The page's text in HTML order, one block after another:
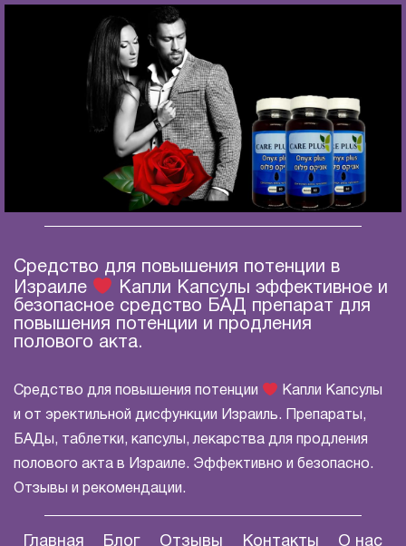
Средство для повышения потенции в
Израиле
Капли Капсулы эффективное и
безопасное средство БАД препарат для
повышения потенции и продления
полового акта.
Средство для повышения потенции
Капли Капсулы
и от эректильной дисфункции Израиль. Препараты,
БАДы, таблетки, капсулы, лекарства для продления
полового акта в Израиле. Эффективно и безопасно.
Отзывы и рекомендации.
Главная Блог Отзывы Контакты О нас